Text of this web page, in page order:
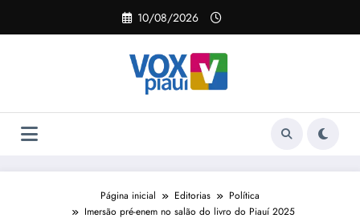
o
10/08/2026
Página inicial Editorias
Política
Imersão pré-enem no salão do livro do Piauí 2025